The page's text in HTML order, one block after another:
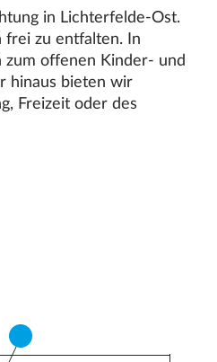
in Lichterfelde-Ost.
frei zu entfalten. In
zum offenen Kinder- und
hinaus bieten wir
Freizeit oder des